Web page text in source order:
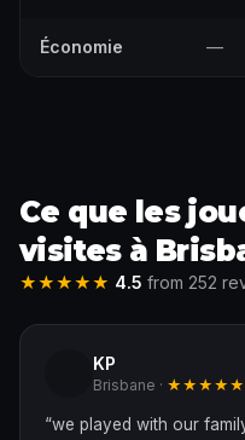
Économie —
Ce que les
visites à
★★★★★ 4.5 from 252
KP
Brisbane · ★★★★★
“we played with our